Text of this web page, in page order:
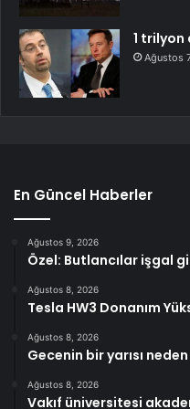
1 trilyon
Ağustos
En Güncel Haberler
Ağustos 9, 2026
Özel: Butlancılar işgal
Ağustos 8, 2026
Tesla HW3 Donanım
Ağustos 8, 2026
Gecenin bir yarısı
Ağustos 8, 2026
Vakıf üniversitesi